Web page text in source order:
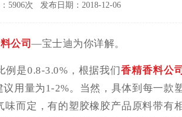
次 发布日期：2018-12-06
公司 —宝士迪为你详解。
例是0.8-3.0%，根据我们香精香料公司
用量为1-2%。当然，具体到每一款
而定，有的塑胶橡胶产品原料带有